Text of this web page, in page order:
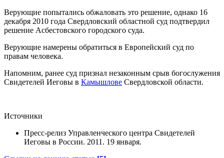
Верующие попытались обжаловать это решение, однако 16
декабря 2010 года Свердловский областной суд подтвердил
решение Асбестовского городского суда.
Верующие намерены обратиться в Европейский суд по
правам человека.
Напомним, ранее суд признал незаконным срыв богослужения
Свидетелей Иеговы в Камышлове Свердловской области.
Источники
Пресс-релиз Управленческого центра Свидетелей
Иеговы в России. 2011. 19 января.